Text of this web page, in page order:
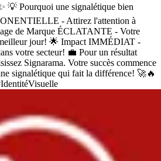
💡 Pourquoi une signalétique bien
- Attirez l'attention à
de Marque ÉCLATANTE - Votre
jour! 🌟 Impact IMMÉDIAT -
votre secteur! 💼 Pour un résultat
Signarama. Votre succès commence
signalétique qui fait la différence! 🚀🔥